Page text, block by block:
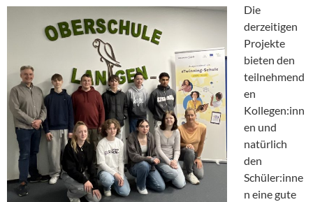
Die
derzeitigen
Projekte
bieten den
teilnehmend
en
Kollegen:inn
en und
natürlich
den
Schüler:inne
n eine gute